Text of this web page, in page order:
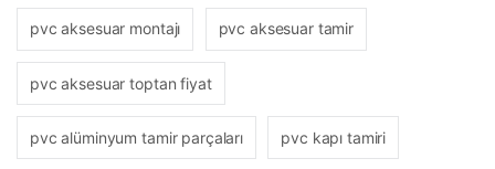
pvc aksesuar montajı pvc aksesuar tamir
pvc aksesuar toptan fiyat
pvc alüminyum tamir parçaları pvc kapı tamiri